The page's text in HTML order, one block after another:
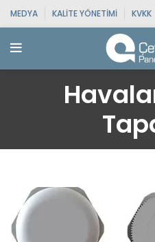
MEDYA KALITE YÖNETIMI KVKK